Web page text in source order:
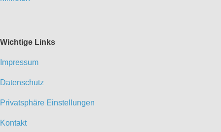
Wichtige Links
Impressum
Datenschutz
Privatsphäre Einstellungen
Kontakt